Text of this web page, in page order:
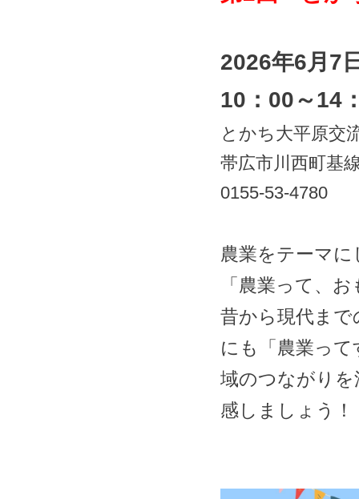
2026年6月7
10：00～14
とかち大平原交
帯広市川西町基
0155-53-4780
農業をテーマ
「農業って、
昔から現代まで
にも「農業っ
域のつながりを
感しましょう！